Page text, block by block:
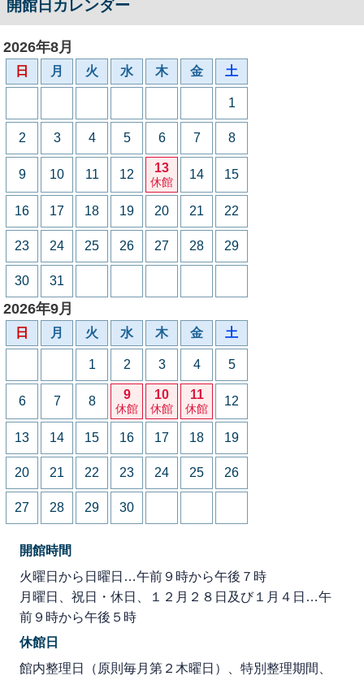
開館日カレンダー
2026年8月
日 月 火 水 木 金 土
1
2 3 4 5 6 7 8
9 10 11 12 13
休館
14 15
16 17 18 19 20 21 22
23 24 25 26 27 28 29
30 31
2026年9月
日 月 火 水 木 金 土
1 2 3 4 5
6 7 8 9
休館
10
休館
11
休館
12
13 14 15 16 17 18 19
20 21 22 23 24 25 26
27 28 29 30
開館時間
火曜日から日曜日…午前９時から午後７時
月曜日、祝日・休日、１２月２８日及び１月４日…午
前９時から午後５時
休館日
館内整理日（原則毎月第２木曜日）、特別整理期間、